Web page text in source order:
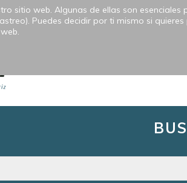
Proveedores Métodos de pago
sitio web. Algunas de ellas son
Puedes decidir por ti mismo si